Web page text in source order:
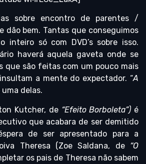
sobre encontro de parentes /
dão bem. Tantas que conseguimos
inteiro só com DVD’s sobre isso.
haverá aquela gaveta onde se
que são feitas com um pouco mais
a mente do expectador. “A
uma delas.
Kutcher, de “Efeito Borboleta”) é
que acabara de ser demitido
de ser apresentado para a
Theresa (Zoe Saldana, de “O
os pais de Theresa não sabem